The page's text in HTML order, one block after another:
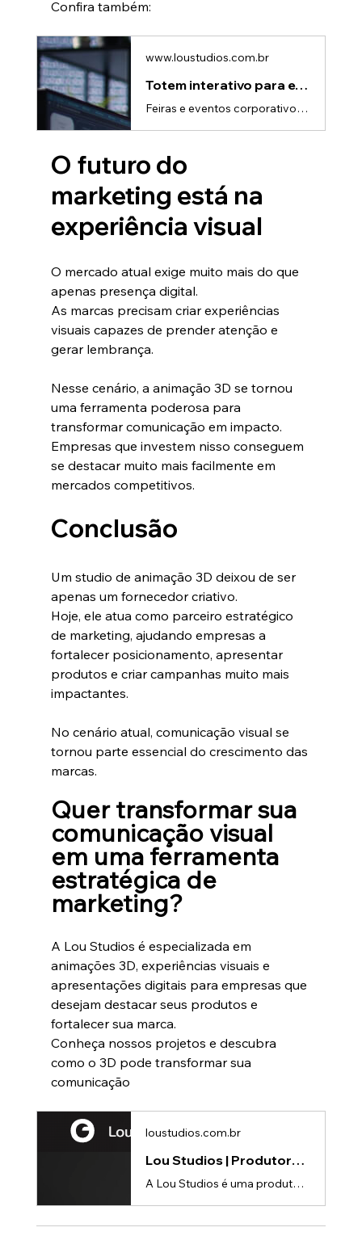
Confira também:
www.loustudios.com.br
Totem interativo para eventos: Engaje seu público com Lou Studios
Feiras e eventos corporativos estão cada vez mais competitivos.Hoje, empresas disputam atenção em ambientes cheios de: • telões, • luzes, • ativações, • experiências digitais, • e stands altamente produzidos.Nesse cenário, apenas montar um espaço bonito já não garante resultados.O público quer interação.E é exatamente por isso que os totens interativos estão ganhando cada vez mais espaço em eventos corporativos.O que é um totem interativo?Um totem interativo é uma estrutura digital que permite a
O futuro do
marketing está na
experiência visual
O mercado atual exige muito mais do que
apenas presença digital.
As marcas precisam criar experiências
visuais capazes de prender atenção e
gerar lembrança.
Nesse cenário, a animação 3D se tornou
uma ferramenta poderosa para
transformar comunicação em impacto.
Empresas que investem nisso conseguem
se destacar muito mais facilmente em
mercados competitivos.
Conclusão
Um studio de animação 3D deixou de ser
apenas um fornecedor criativo.
Hoje, ele atua como parceiro estratégico
de marketing, ajudando empresas a
fortalecer posicionamento, apresentar
produtos e criar campanhas muito mais
impactantes.
No cenário atual, comunicação visual se
tornou parte essencial do crescimento das
marcas.
Quer transformar sua
comunicação visual
em uma ferramenta
estratégica de
marketing?
A Lou Studios é especializada em
animações 3D, experiências visuais e
apresentações digitais para empresas que
desejam destacar seus produtos e
fortalecer sua marca.
Conheça nossos projetos e descubra
como o 3D pode transformar sua
comunicação
loustudios.com.br
Lou Studios | Produtora de vídeos
A Lou Studios é uma produtora de vídeos, especializada em animações 3D para lançamento de produtos.